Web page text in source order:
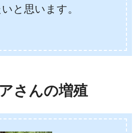
と思います。
さんの増殖